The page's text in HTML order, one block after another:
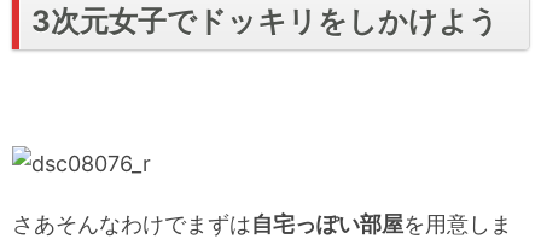
3次元女子でドッキリをしかけよう
さあそんなわけでまずは自宅っぽい部屋を用意しま